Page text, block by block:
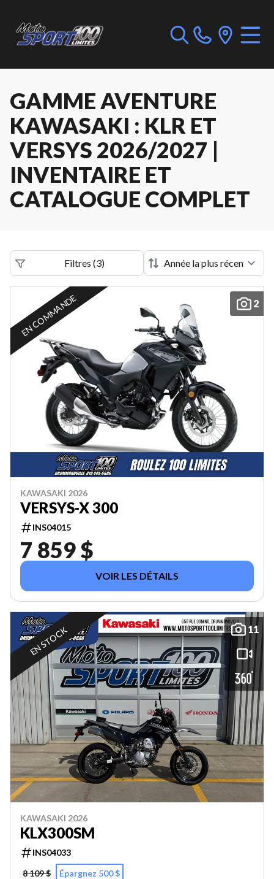
GAMME AVENTURE
KAWASAKI : KLR ET
VERSYS 2026/2027 |
INVENTAIRE ET
CATALOGUE COMPLET
Filtres (3)
2
EN COMMANDE
KAWASAKI 2026
VERSYS-X 300
INS04015
7 859 $
VOIR LES DÉTAILS
11
EN STOCK
KAWASAKI 2026
KLX300SM
INS04033
8 109 $
Épargnez 500 $